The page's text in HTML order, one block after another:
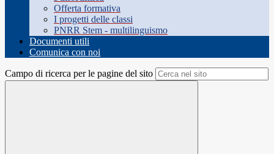
Offerta formativa
I progetti delle classi
PNRR Stem - multilinguismo
Documenti utili
Comunica con noi
Campo di ricerca per le pagine del sito